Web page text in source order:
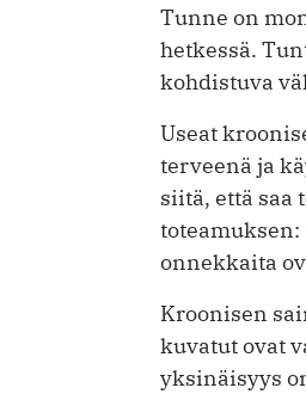
Tunne on
hetkessä.
kohdistuva
Useat
terveenä ja
siitä, että saa
onnekkaita
Kroonisen
kuvatut ovat
yksinäisyys